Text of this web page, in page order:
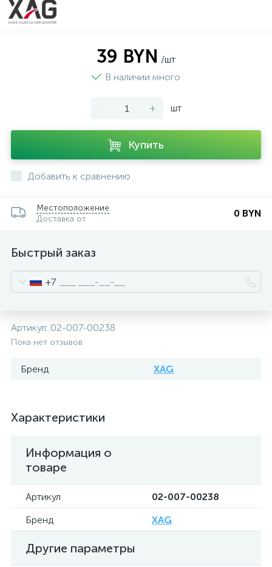
39 BYN /шт
В наличии много
- + шт
Купить
Добавить к сравнению
Местоположение
Доставка от
0 BYN
Быстрый заказ
+7
Артикул: 02-007-00238
Пока нет отзывов
Бренд XAG
Характеристики
Информация о
товаре
Артикул
02-007-00238
Бренд
XAG
Другие параметры